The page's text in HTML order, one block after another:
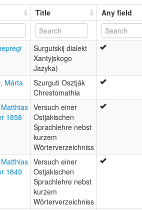
Title Any field
Surgutskij dialekt
Xantyjskogo
Jazyka)
Márta
Szurguti Osztják
Chrestomathia
1858
Versuch einer
Ostjakischen
Sprachlehre nebst
kurzem
Wörterverzeichniss
1849
Versuch einer
Ostjakischen
Sprachlehre nebst
kurzem
Wörterverzeichniss